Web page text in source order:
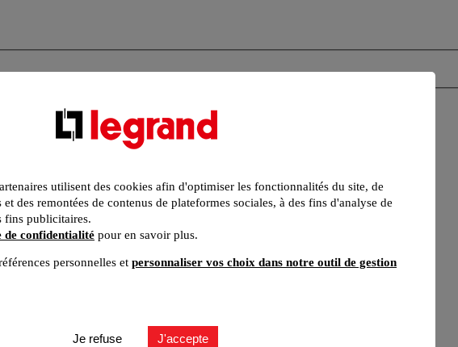
utilisent des cookies afin d'optimiser les fonctionnalités du site, de
des remontées de contenus de plateformes sociales, à des fins d'analyse de
fins publicitaires.
de confidentialité pour en savoir plus.
personnelles et personnaliser vos choix dans notre outil de gestion
Je refuse J'accepte